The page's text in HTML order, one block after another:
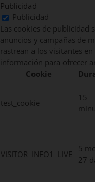
Publicidad
Publicidad
Las cookies de
anuncios y campañas de
rastrean a los visitantes
información para ofrecer
Cookie
test_cookie
15
VISITOR_INFO1_LIVE
5
27